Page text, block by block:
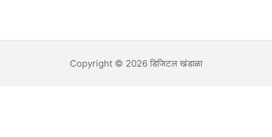
Copyright © 2026 डिजिटल खंडाळा